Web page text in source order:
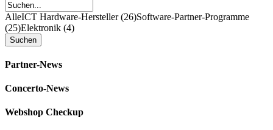
AlleICT Hardware-Hersteller (26)Software-Partner-Programme
(25)Elektronik (4)
Partner-News
Concerto-News
Webshop Checkup